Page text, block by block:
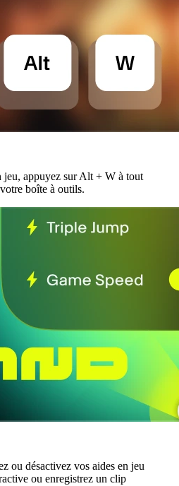
jeu, appuyez sur Alt + W à tout
boîte à outils.
ou désactivez vos aides en jeu
ou enregistrez un clip